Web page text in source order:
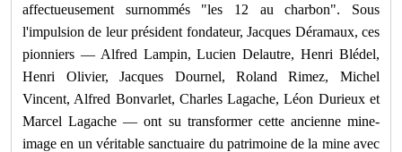
affectueusement surnommés "les 12 au charbon". Sous
l'impulsion de leur président fondateur, Jacques Déramaux, ces
pionniers — Alfred Lampin, Lucien Delautre, Henri Blédel,
Henri Olivier, Jacques Dournel, Roland Rimez, Michel
Vincent, Alfred Bonvarlet, Charles Lagache, Léon Durieux et
Marcel Lagache — ont su transformer cette ancienne mine-
image en un véritable sanctuaire du patrimoine de la mine avec